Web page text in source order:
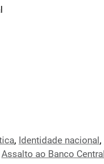
, Identidade nacional ,
Assalto ao Banco Central